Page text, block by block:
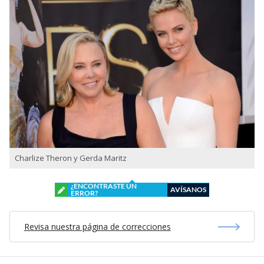
Charlize Theron y Gerda Maritz
¿ENCONTRASTE UN
ERROR?
AVÍSANOS
Revisa nuestra página de correcciones